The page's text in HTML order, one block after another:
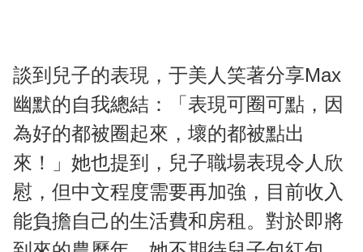
談到兒子的表現，于美人笑著分享Max
幽默的自我總結：「表現可圈可點，因
為好的都被圈起來，壞的都被點出
來！」她也提到，兒子職場表現令人欣
慰，但中文程度需要再加強，目前收入
能負擔自己的生活費和房租。對於即將